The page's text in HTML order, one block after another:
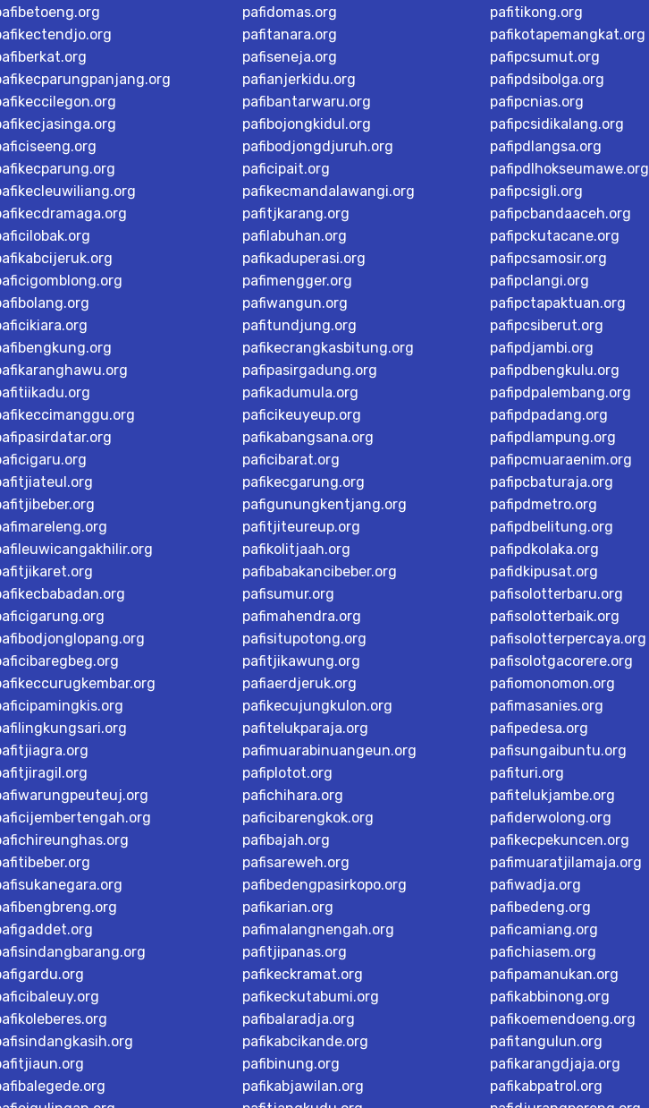
pafidomas.org
pafitanara.org
pafiseneja.org
pafianjerkidu.org
pafibantarwaru.org
pafibojongkidul.org
pafibodjongdjuruh.org
paficipait.org
pafikecmandalawangi.org
pafitjkarang.org
pafilabuhan.org
pafikaduperasi.org
pafimengger.org
pafiwangun.org
pafitundjung.org
pafikecrangkasbitung.org
pafipasirgadung.org
pafikadumula.org
paficikeuyeup.org
pafikabangsana.org
paficibarat.org
pafikecgarung.org
pafigunungkentjang.org
pafitjiteureup.org
pafikolitjaah.org
pafibabakancibeber.org
pafisumur.org
pafimahendra.org
pafisitupotong.org
pafitjikawung.org
pafiaerdjeruk.org
pafikecujungkulon.org
pafitelukparaja.org
pafimuarabinuangeun.org
pafiplotot.org
pafichihara.org
paficibarengkok.org
pafibajah.org
pafisareweh.org
pafibedengpasirkopo.org
pafikarian.org
pafimalangnengah.org
pafitjipanas.org
pafikeckramat.org
pafikeckutabumi.org
pafibalaradja.org
pafikabcikande.org
pafibinung.org
pafikabjawilan.org
pafitikong.org
pafikotapemangkat.org
pafipcsumut.org
pafipdsibolga.org
pafipcnias.org
pafipcsidikalang.org
pafipdlangsa.org
pafipdlhokseumawe.org
pafipcsigli.org
pafipcbandaaceh.org
pafipckutacane.org
pafipcsamosir.org
pafipclangi.org
pafipctapaktuan.org
pafipcsiberut.org
pafipdjambi.org
pafipdbengkulu.org
pafipdpalembang.org
pafipdpadang.org
pafipdlampung.org
pafipcmuaraenim.org
pafipcbaturaja.org
pafipdmetro.org
pafipdbelitung.org
pafipdkolaka.org
pafidkipusat.org
pafisolotterbaru.org
pafisolotterbaik.org
pafisolotterpercaya.org
pafisolotgacorere.org
pafiomonomon.org
pafimasanies.org
pafipedesa.org
pafisungaibuntu.org
pafituri.org
pafitelukjambe.org
pafiderwolong.org
pafikecpekuncen.org
pafimuaratjilamaja.org
pafiwadja.org
pafibedeng.org
paficamiang.org
pafichiasem.org
pafipamanukan.org
pafikabbinong.org
pafikoemendoeng.org
pafitangulun.org
pafikarangdjaja.org
pafikabpatrol.org